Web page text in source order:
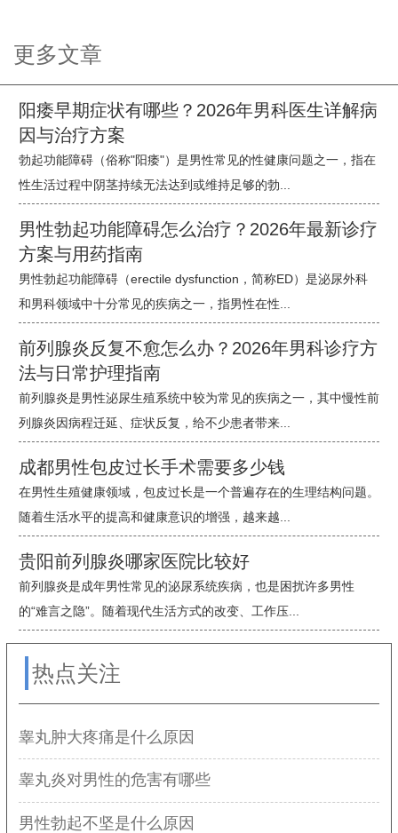
更多文章
阳痿早期症状有哪些？2026年男科医生详解病
因与治疗方案
勃起功能障碍（俗称"阳痿"）是男性常见的性健康问题之一，指在
性生活过程中阴茎持续无法达到或维持足够的勃...
男性勃起功能障碍怎么治疗？2026年最新诊疗
方案与用药指南
男性勃起功能障碍（erectile dysfunction，简称ED）是泌尿外科
和男科领域中十分常见的疾病之一，指男性在性...
前列腺炎反复不愈怎么办？2026年男科诊疗方
法与日常护理指南
前列腺炎是男性泌尿生殖系统中较为常见的疾病之一，其中慢性前
列腺炎因病程迁延、症状反复，给不少患者带来...
成都男性包皮过长手术需要多少钱
在男性生殖健康领域，包皮过长是一个普遍存在的生理结构问题。
随着生活水平的提高和健康意识的增强，越来越...
贵阳前列腺炎哪家医院比较好
前列腺炎是成年男性常见的泌尿系统疾病，也是困扰许多男性
的“难言之隐”。随着现代生活方式的改变、工作压...
热点关注
睾丸肿大疼痛是什么原因
睾丸炎对男性的危害有哪些
男性勃起不坚是什么原因